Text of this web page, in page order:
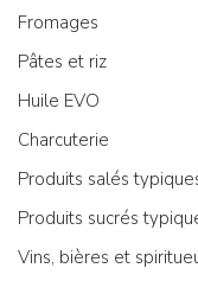
Fromages
Pâtes et riz
Huile EVO
Charcuterie
Produits salés
Produits sucrés
Vins, bières et